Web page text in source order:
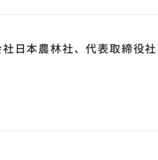
日本農林社、代表取締役社